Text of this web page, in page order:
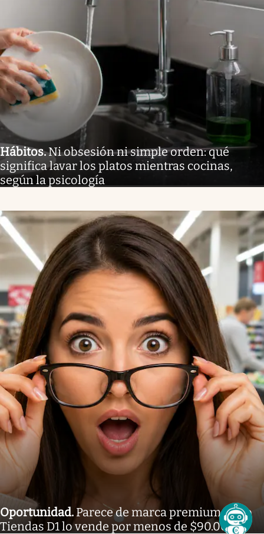
Hábitos.Ni obsesión ni simple orden: qué
significa lavar los platos mientras cocinas,
según la psicología
Oportunidad. Parece de marca premium, pero
Tiendas D1 lo vende por menos de $90.000